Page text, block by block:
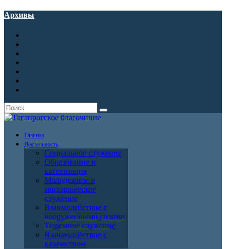
Архивы
Главная
Деятельность
Социальное служение
Образование и
катехизация
Молодежное и
миссионерское
служение
Взаимодействие с
вооруженными силами
Тюремное служение
Взаимодействие с
казачеством